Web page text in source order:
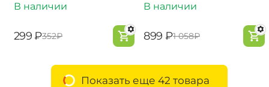
В наличии
‍299‍ ₽‍352‍₽
В наличии
‍899‍ ₽‍1 058‍₽
Показать еще 42 товара